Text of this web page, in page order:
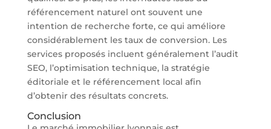
référencement naturel ont souvent une
intention de recherche forte, ce qui améliore
considérablement les taux de conversion. Les
services proposés incluent généralement l’audit
SEO, l’optimisation technique, la stratégie
éditoriale et le référencement local afin
d’obtenir des résultats concrets.
Conclusion